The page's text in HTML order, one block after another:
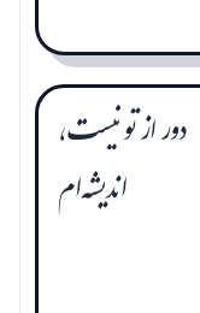
دور از تو نیست،
اندیشه‌ام